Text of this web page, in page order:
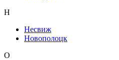
Н
Несвиж
Новополоцк
О